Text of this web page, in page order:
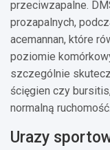
przeciwzapalne.
prozapalnych,
acemannan, które
poziomie
szczególnie
ścięgien czy
normalną ruchomość.
Urazy